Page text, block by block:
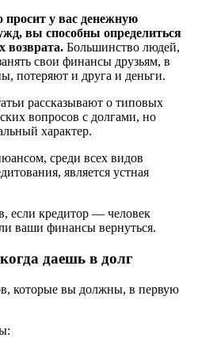
просит у вас денежную
вы способны определиться
возврата. Большинство людей,
свои финансы друзьям, в
потеряют и друга и деньги.
рассказывают о типовых
вопросов с долгами, но
характер.
среди всех видов
является устная
если кредитор — человек
ваши финансы вернуться.
даешь в долг
которые вы должны, в первую